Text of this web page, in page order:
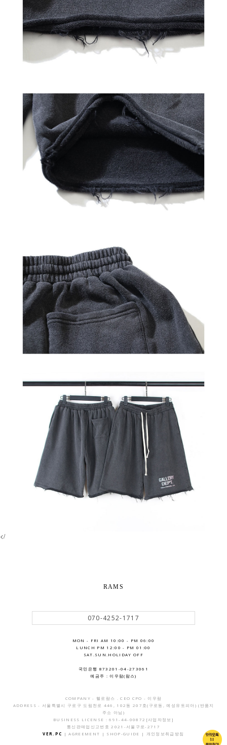
</
RAMS
070-4252-1717
MON - FRI AM 10:00 - PM 06:00
LUNCH PM 12:00 - PM 01:00
SAT.SUN.HOLIDAY OFF
국민은행 873201-04-273061
예금주 : 이우람(람스)
COMPANY - 헬로람스 . CEO CPO - 이우람
ADDRESS - 서울특별시 구로구 도림천로 446, 102동 207호(구로동, 예성유토피아) (반품지
주소 아님)
BUSINESS LICENSE : 691-44-00872 [사업자정보]
통신판매업신고번호 2021-서울구로-2717
VER.PC
|AGREEMENT | SHOP-GUIDE | 개인정보취급방침